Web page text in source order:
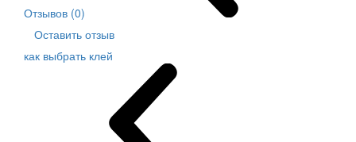
Отзывов (0)
Оставить отзыв
как выбрать клей